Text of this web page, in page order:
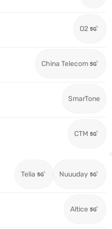
O2
China Telecom
SmarTone
CTM
Telia Nuuuday
Altice